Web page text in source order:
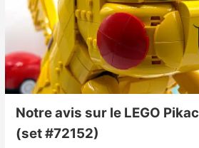
Notre avis sur le LEGO
(set #72152)